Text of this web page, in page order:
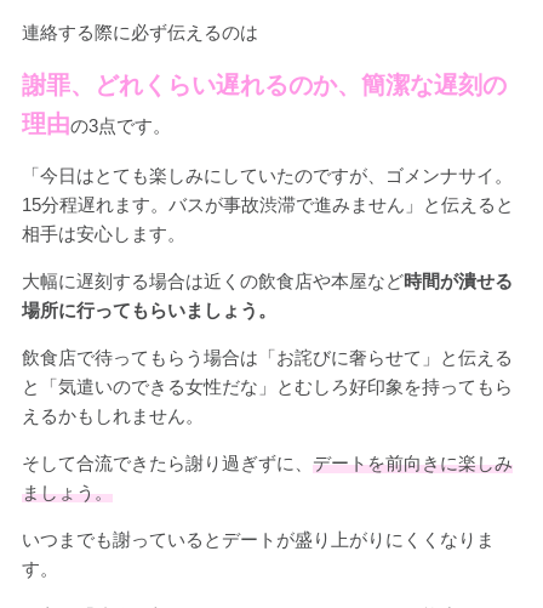
連絡する際に必ず伝えるのは
謝罪、どれくらい遅れるのか、簡潔な遅刻の
理由の3点です。
「今日はとても楽しみにしていたのですが、ゴメンナサイ。
15分程遅れます。バスが事故渋滞で進みません」と伝えると
相手は安心します。
大幅に遅刻する場合は近くの飲食店や本屋など時間が潰せる
場所に行ってもらいましょう。
飲食店で待ってもらう場合は「お詫びに奢らせて」と伝える
と「気遣いのできる女性だな」とむしろ好印象を持ってもら
えるかもしれません。
そして合流できたら謝り過ぎずに、 デートを前向きに楽しみ
ましょう。
いつまでも謝っているとデートが盛り上がりにくくなりま
す。